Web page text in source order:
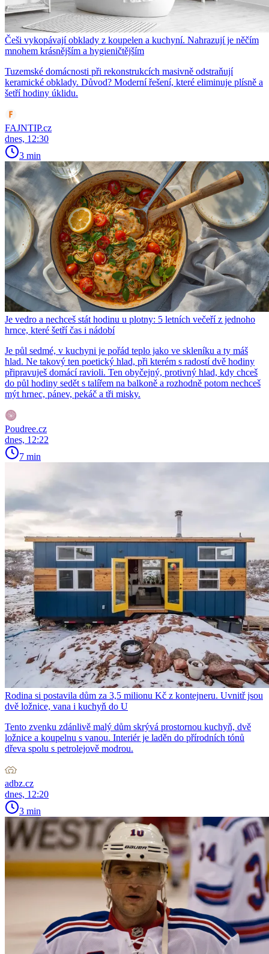
Češi vykopávají obklady z koupelen a kuchyní. Nahrazují je něčím
mnohem krásnějším a hygieničtějším
Tuzemské domácnosti při rekonstrukcích masivně odstraňují
keramické obklady. Důvod? Moderní řešení, které eliminuje plísně a
šetří hodiny úklidu.
FAJNTIP.cz
dnes, 12:30
3 min
Je vedro a nechceš stát hodinu u plotny: 5 letních večeří z jednoho
hrnce, které šetří čas i nádobí
Je půl sedmé, v kuchyni je pořád teplo jako ve skleníku a ty máš
hlad. Ne takový ten poetický hlad, při kterém s radostí dvě hodiny
připravuješ domácí ravioli. Ten obyčejný, protivný hlad, kdy chceš
do půl hodiny sedět s talířem na balkoně a rozhodně potom nechceš
mýt hrnec, pánev, pekáč a tři misky.
Poudree.cz
dnes, 12:22
7 min
Rodina si postavila dům za 3,5 milionu Kč z kontejneru. Uvnitř jsou
dvě ložnice, vana i kuchyň do U
Tento zvenku zdánlivě malý dům skrývá prostornou kuchyň, dvě
ložnice a koupelnu s vanou. Interiér je laděn do přírodních tónů
dřeva spolu s petrolejově modrou.
adbz.cz
dnes, 12:20
3 min